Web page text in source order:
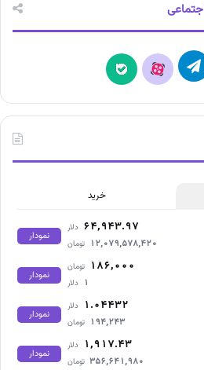
تلگرام آپارات بله
خرید
۶۴,۹۴۳.۹۷ دلار
۱۲,۰۷۹,۵۷۸,۴۲۰ تومان
نمودار
۱۸۶,۰۰۰ تومان
۱ دلار
نمودار
۱.۰۴۴۳۲ دلار
۱۹۴,۲۴۳ تومان
نمودار
۱,۹۱۷.۴۳ دلار
۳۵۶,۶۴۱,۹۸۰ تومان
نمودار